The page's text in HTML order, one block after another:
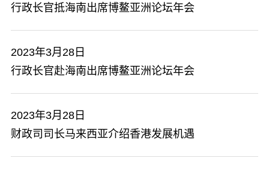
行政长官抵海南出席博鳌亚洲论坛年会
2023年3月28日
行政长官赴海南出席博鳌亚洲论坛年会
2023年3月28日
财政司司长马来西亚介绍香港发展机遇